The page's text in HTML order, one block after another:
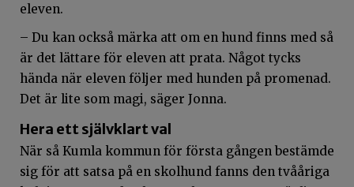
eleven.
– Du kan också märka att om en hund finns med så
är det lättare för eleven att prata. Något tycks
hända när eleven följer med hunden på promenad.
Det är lite som magi, säger Jonna.
Hera ett självklart val
När så Kumla kommun för första gången bestämde
sig för att satsa på en skolhund fanns den tvååriga